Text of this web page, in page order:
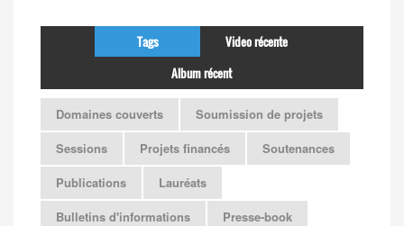
Tags
Video récente
Album récent
Domaines couverts
Soumission de projets
Sessions
Projets financés
Soutenances
Publications
Lauréats
Bulletins d'informations
Presse-book